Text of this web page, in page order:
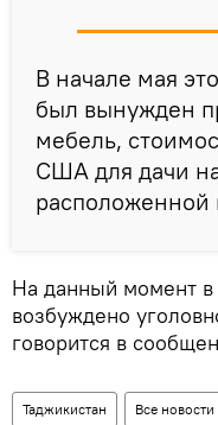
В начале мая
был вынужден
мебель,
США для дачи
расположенной
На данный момент
возбуждено
говорится в
Таджикистан Все новости